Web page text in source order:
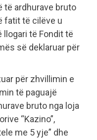
të ardhurave bruto
fatit të cilëve u
llogari të Fondit të
së deklaruar për
për zhvillimin e
të paguajë
bruto nga loja
“Kazino”,
me 5 yje” dhe